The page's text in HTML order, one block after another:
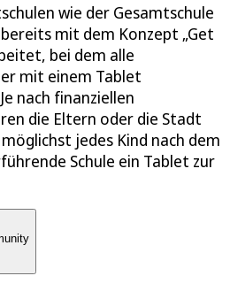
wie der Gesamtschule
mit dem Konzept „Get
bei dem alle
mit einem Tablet
nach finanziellen
die Eltern oder die Stadt
jedes Kind nach dem
Schule ein Tablet zur